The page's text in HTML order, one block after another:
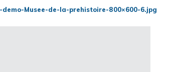
Musee-de-la-prehistoire-800×600-6.jpg